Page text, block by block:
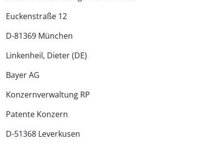
Euckenstraße 12
D-81369 München
Linkenheil, Dieter (DE)
Bayer AG
Konzernverwaltung RP
Patente Konzern
D-51368 Leverkusen